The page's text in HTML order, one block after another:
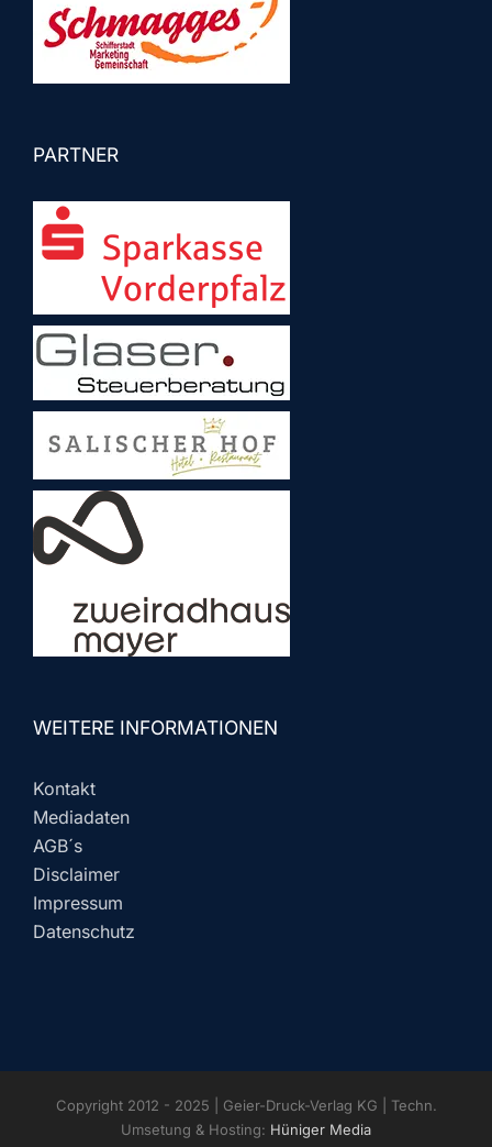
PARTNER
WEITERE INFORMATIONEN
Kontakt
Mediadaten
AGB´s
Disclaimer
Impressum
Datenschutz
Copyright 2012 - 2025 | Geier-Druck-Verlag KG | Techn.
Umsetung & Hosting: Hüniger Media